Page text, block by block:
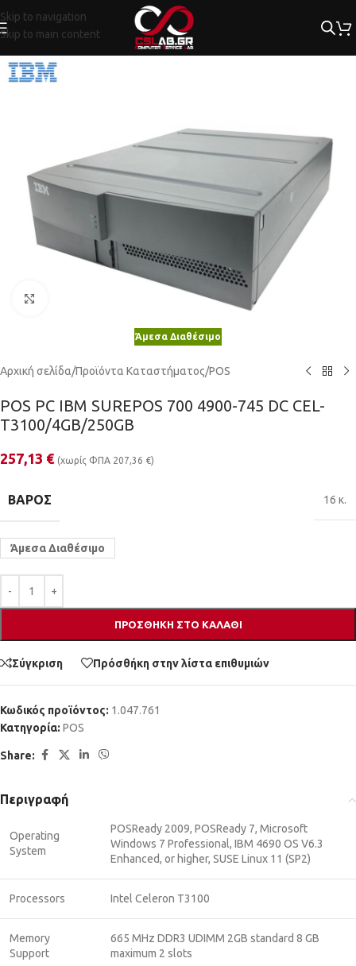
Skip to navigation
Skip to main content
Άμεσα Διαθέσιμο
Αρχική σελίδα/Προϊόντα Καταστήματος/POS
POS PC IBM SUREPOS 700 4900-745 DC CEL-
T3100/4GB/250GB
257,13 € (χωρίς ΦΠΑ 207,36 €)
ΒΆΡΟΣ 16 κ.
Άμεσα Διαθέσιμο
ΠΡΟΣΘΉΚΗ ΣΤΟ ΚΑΛΆΘΙ
Σύγκριση Πρόσθήκη στην λίστα επιθυμιών
Κωδικός προϊόντος: 1.047.761
Κατηγορία: POS
Share:
Περιγραφή
Operating
System
POSReady 2009, POSReady 7, Microsoft
Windows 7 Professional, IBM 4690 OS V6.3
Enhanced, or higher, SUSE Linux 11 (SP2)
Processors Intel Celeron T3100
Memory
Support
665 MHz DDR3 UDIMM 2GB standard 8 GB
maximum 2 slots